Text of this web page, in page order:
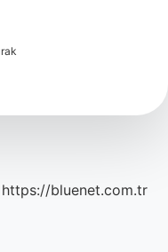
https://bluenet.com.tr